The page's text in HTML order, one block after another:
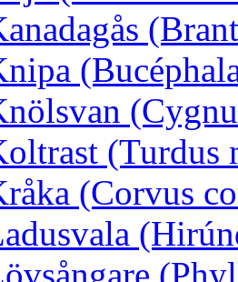
(Turdus
(Corvus